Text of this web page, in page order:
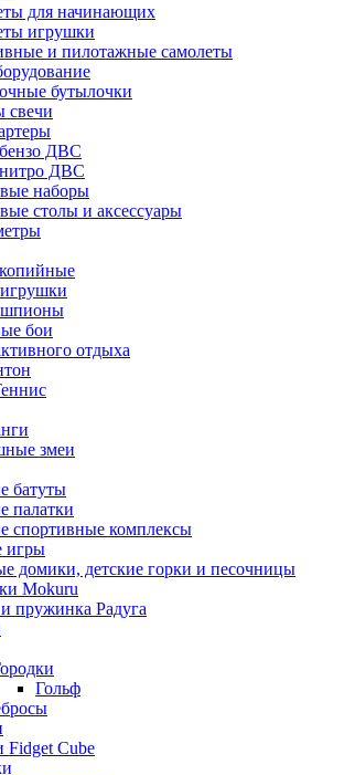
для начинающих
игрушки
и пилотажные самолеты
бутылочки
свечи
ДВС
ДВС
наборы
столы и аксессуары
бои
отдыха
змеи
батуты
палатки
спортивные комплексы
игры
домики, детские горки и песочницы
Mokuru
пружинка Радуга
Гольф
Fidget Cube